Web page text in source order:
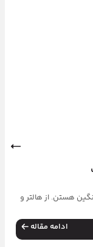
هستن. از هالتر و
ادامه مقاله